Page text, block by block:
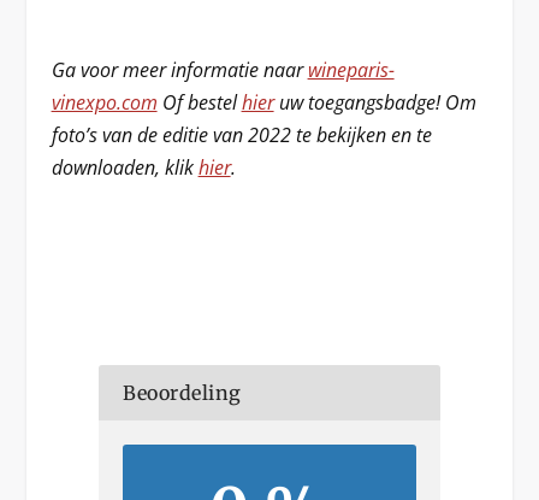
Ga voor meer informatie naarwineparis-
vinexpo.com Of bestelhieruw toegangsbadge! Om
foto’s van de editie van 2022 te bekijken en te
downloaden, klikhier.
Beoordeling